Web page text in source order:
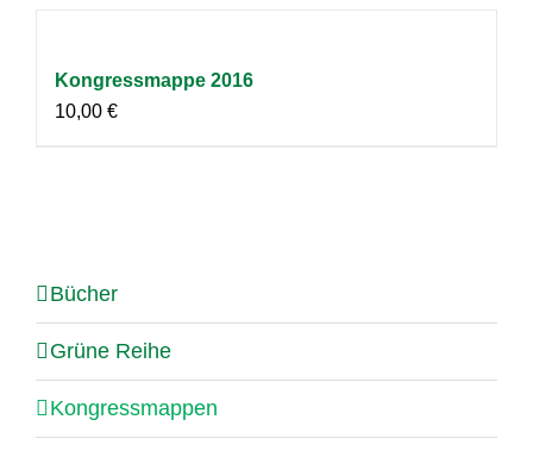
Kongressmappe 2016
10,00 €
Bücher
Grüne Reihe
Kongressmappen